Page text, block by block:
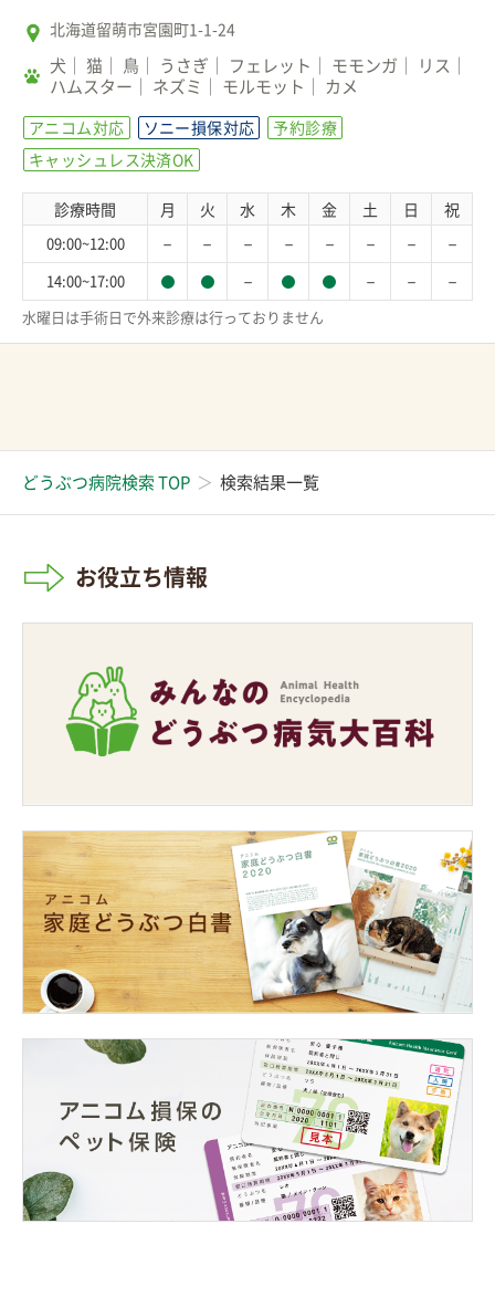
北海道留萌市宮園町1-1-24
犬 猫 鳥 うさぎ フェレット モモンガ
リス
ハムスター
ネズミ モルモット カメ
アニコム対応 ソニー損保対応
予約診療
キャッシュレス決済OK
診療時間 月 火 水 木 金 土 日 祝
09:00~12:00 － － － － － － － －
14:00~17:00 － － － －
水曜日は手術日で外来診療は行っておりません
どうぶつ病院検索 TOP 検索結果一覧
お役立ち情報